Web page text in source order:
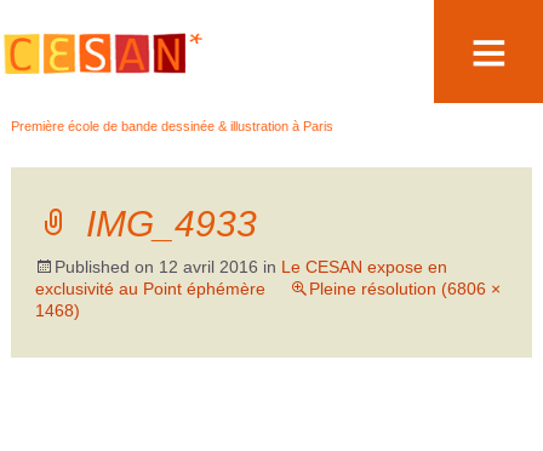
Première école de bande dessinée & illustration à Paris
au
IMG_4933
Published on 12 avril 2016 in Le CESAN expose en
exclusivité au Point éphémère
Pleine résolution (6806 ×
1468)